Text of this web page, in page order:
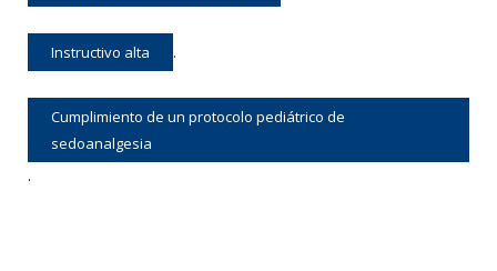
Instructivo alta .
Cumplimiento de un protocolo pediátrico de
sedoanalgesia
.